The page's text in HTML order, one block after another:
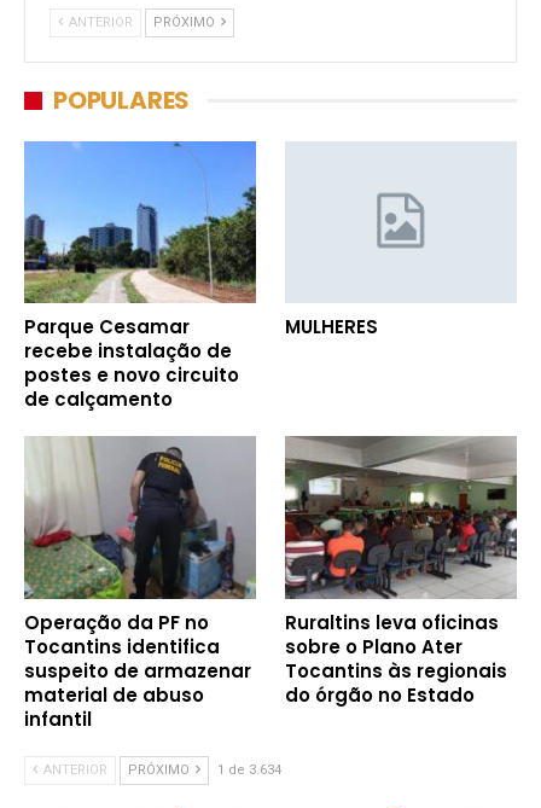
ANTERIOR PRÓXIMO
POPULARES
Parque Cesamar
recebe instalação de
postes e novo circuito
de calçamento
MULHERES
Operação da PF no
Tocantins identifica
suspeito de armazenar
material de abuso
infantil
Ruraltins leva oficinas
sobre o Plano Ater
Tocantins às regionais
do órgão no Estado
ANTERIOR PRÓXIMO 1 de 3.634